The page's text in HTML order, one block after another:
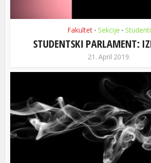
Fakultet • Sekcije • Studenti
STUDENTSKI PARLAMENT:
21. April 2019.